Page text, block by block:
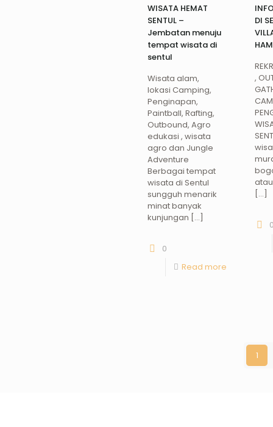
WISATA HEMAT
SENTUL –
Jembatan menuju
tempat wisata di
sentul
Wisata alam,
lokasi Camping,
Penginapan,
Paintball, Rafting,
Outbound, Agro
edukasi , wisata
agro dan Jungle
Adventure
Berbagai tempat
wisata di Sentul
sungguh menarik
minat banyak
kunjungan […]
0
Read more
DI
,
[…]
1